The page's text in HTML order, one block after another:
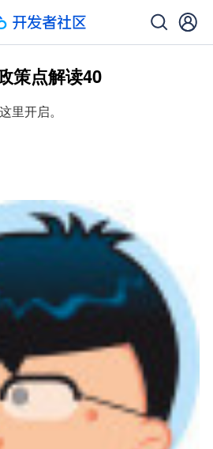
策点解读40
里开启。